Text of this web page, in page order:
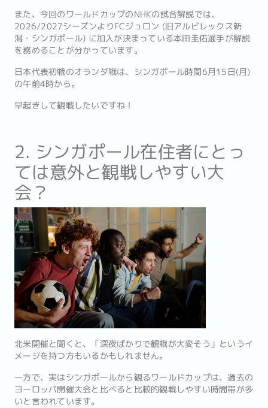
また、今回のワールドカップのNHKの試合解説では、
2026/2027シーズンよりFCジュロン (旧アルビレックス新
潟・シンガポール) に加入が決まっている本田圭佑選手が解説
を務めることが分かっています。
日本代表初戦のオランダ戦は、シンガポール時間6月15日(月)
の午前4時から。
早起きして観戦したいですね！
2. シンガポール在住者にとっ
ては意外と観戦しやすい大
会？
北米開催と聞くと、「深夜ばかりで観戦が大変そう」というイ
メージを持つ方もいるかもしれません。
一方で、実はシンガポールから観るワールドカップは、過去の
ヨーロッパ開催大会と比べると比較的観戦しやすい時間帯が多
いと言われています。